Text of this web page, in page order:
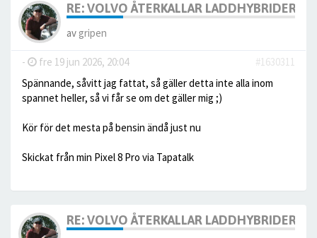
RE: VOLVO ÅTERKALLAR
av gripen
- fre 19 jun 2026, 20:04
#1630311
Spännande, såvitt jag fattat, så gäller detta inte alla inom
spannet heller, så vi får se om det gäller mig ;)
Kör för det mesta på bensin ändå just nu
Skickat från min Pixel 8 Pro via Tapatalk
RE: VOLVO ÅTERKALLAR